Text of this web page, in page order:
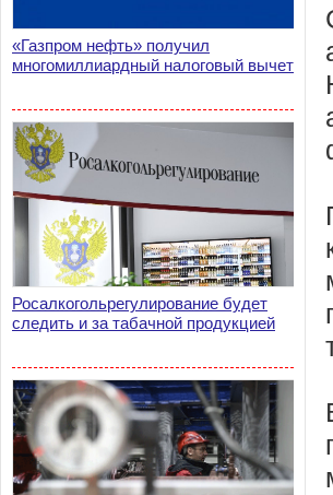
«Газпром нефть» получил
многомиллиардный налоговый вычет
Росалкогольрегулирование будет
следить и за табачной продукцией